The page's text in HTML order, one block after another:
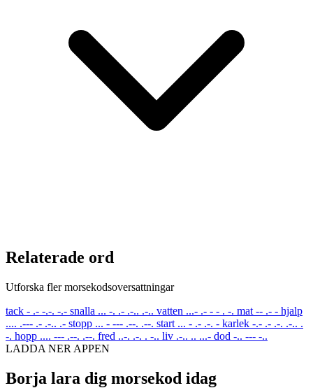
Relaterade ord
Utforska fler morsekodsoversattningar
tack - .- -.-. -.- snalla ... -. .- .-.. .-.. vatten ...- .- - - . -. mat -- .- - hjalp
.... .--- .- .-.. .- stopp ... - --- .--. .--. start ... - .- .-. - karlek -.- .- .-. .-.. .
-. hopp .... --- .--. .--. fred ..-. .-. . -.. liv .-.. .. ...- dod -.. --- -..
LADDA NER APPEN
Borja lara dig morsekod idag